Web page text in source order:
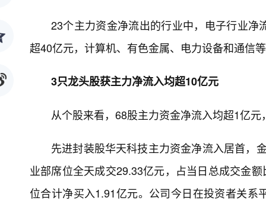
23个主力资金净流出的行业中，电子行业
超40亿元，计算机、有色金属、电力设备和通信
3只龙头股获主力净流入均超10亿元
从个股来看，68股主力资金净流入均超1亿
先进封装股华天科技主力资金净流入居首，
业部席位全天成交29.33亿元，占当日总成交金
位合计净买入1.91亿元。公司今日在投资者关